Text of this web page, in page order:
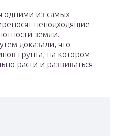
одними из самых
неподходящие
земли.
доказали, что
грунта, на котором
расти и развиваться